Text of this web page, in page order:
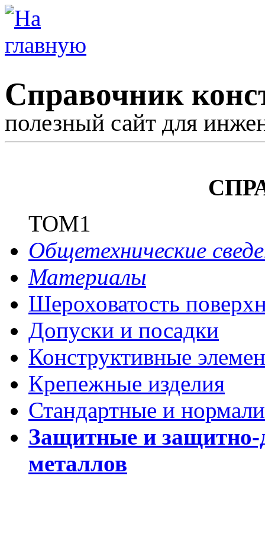
Справочник
полезный сайт для
ТОМ1
Общетехнические
Материалы
Шероховатость
Допуски и посадки
Конструктивные
Крепежные изделия
Стандартные и
Защитные и защитно-
металлов